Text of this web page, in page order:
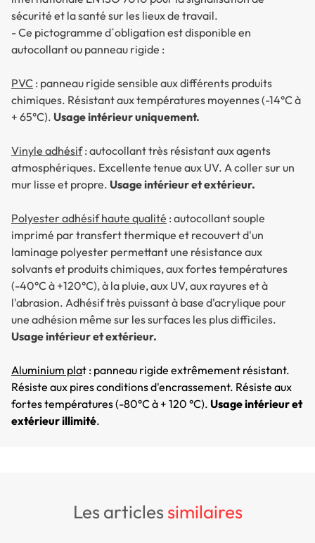
sécurité et la santé sur les lieux de travail.
- Ce pictogramme d´obligation est disponible en
autocollant ou panneau rigide :
PVC : panneau rigide sensible aux différents produits
chimiques. Résistant aux températures moyennes (-14°C à
+ 65°C). Usage intérieur uniquement.
Vinyle adhésif: autocollant très résistant aux agents
atmosphériques. Excellente tenue aux UV. A coller sur un
mur lisse et propre. Usage intérieur et extérieur.
Polyester adhésif haute qualité : autocollant souple
imprimé par transfert thermique et recouvert d'un
laminage polyester permettant une résistance aux
solvants et produits chimiques, aux fortes températures
(-40°C à +120°C), à la pluie, aux UV, aux rayures et à
l'abrasion. Adhésif très puissant à base d'acrylique pour
une adhésion même sur les surfaces les plus difficiles.
Usage intérieur et extérieur.
Aluminium plat : panneau rigide extrêmement résistant.
Résiste aux pires conditions d'encrassement. Résiste aux
fortes températures (-80°C à + 120 °C). Usage intérieur et
extérieur illimité.
les articlessimilaires